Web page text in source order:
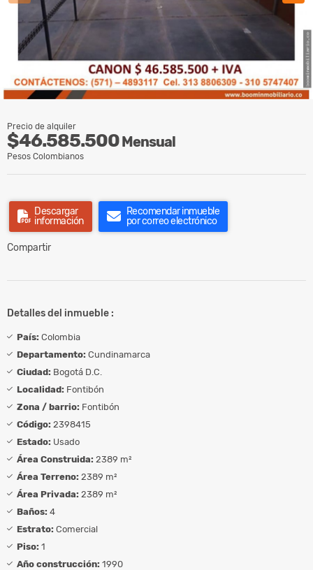
Precio de alquiler
$46.585.500Mensual
Pesos Colombianos
Descargar
información
Recomendar inmueble
por correo electrónico
Compartir
Detalles del inmueble :
País: Colombia
Departamento: Cundinamarca
Ciudad: Bogotá D.C.
Localidad: Fontibón
Zona / barrio: Fontibón
Código: 2398415
Estado: Usado
Área Construida: 2389 m²
Área Terreno: 2389 m²
Área Privada: 2389 m²
Baños: 4
Estrato: Comercial
Piso: 1
Año construcción: 1990